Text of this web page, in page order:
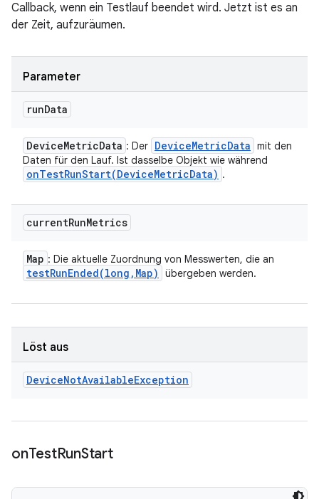
Callback, wenn ein Testlauf beendet wird. Jetzt ist es an
der Zeit, aufzuräumen.
Parameter
runData
DeviceMetricData : Der DeviceMetricData mit den
Daten für den Lauf. Ist dasselbe Objekt wie während
onTestRunStart(DeviceMetricData) .
currentRunMetrics
Map : Die aktuelle Zuordnung von Messwerten, die an
testRunEnded(long , Map) übergeben werden.
Löst aus
DeviceNotAvailableException
onTestRunStart